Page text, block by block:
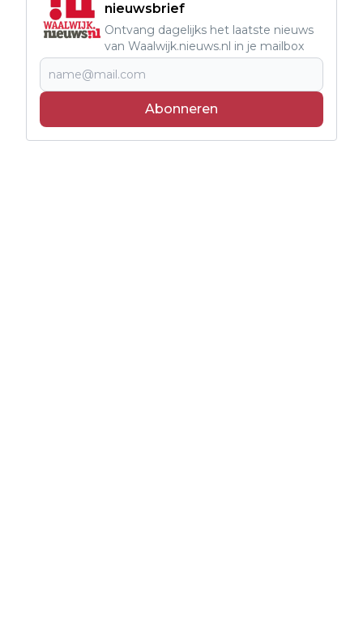
nieuwsbrief
Ontvang dagelijks het laatste nieuws
van Waalwijk.nieuws.nl in je mailbox
Abonneren